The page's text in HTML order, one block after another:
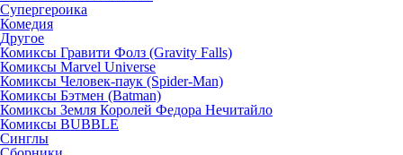
Супергероика
Комедия
Другое
Комиксы Гравити Фолз (Gravity Falls)
Комиксы Marvel Universe
Комиксы Человек-паук (Spider-Man)
Комиксы Бэтмен (Batman)
Комиксы Земля Королей Федора Нечитайло
Комиксы BUBBLE
Синглы